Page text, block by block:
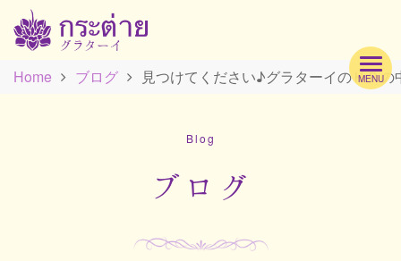
MENU
Home ブログ 見つけてください♪グラターイのＨＰの
Blog
ブログ